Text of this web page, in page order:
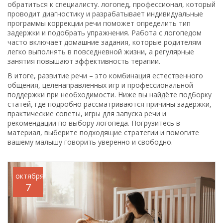
обратиться к специалисту. логопед, профессионал, который
проводит диагностику и разрабатывает индивидуальные
программы коррекции речи поможет определить тип
задержки и подобрать упражнения. Работа с логопедом
часто включает домашние задания, которые родителям
легко выполнять в повседневной жизни, а регулярные
занятия повышают эффективность терапии.
В итоге, развитие речи – это комбинация естественного
общения, целенаправленных игр и профессиональной
поддержки при необходимости. Ниже вы найдёте подборку
статей, где подробно рассматриваются причины задержки,
практические советы, игры для запуска речи и
рекомендации по выбору логопеда. Погрузитесь в
материал, выберите подходящие стратегии и помогите
вашему малышу говорить уверенно и свободно.
октября
7